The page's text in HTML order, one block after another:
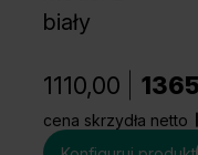
biały
1110,00
cena skrzydła netto